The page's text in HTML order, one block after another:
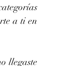
a ti en
llegaste